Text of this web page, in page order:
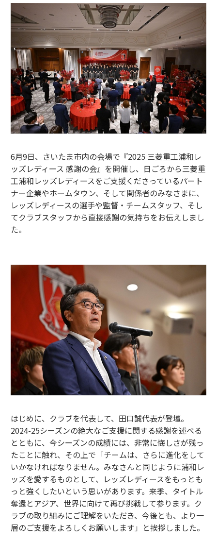
6月9日、さいたま市内の会場で『2025 三菱重工浦和レ
ッズレディース 感謝の会』を開催し、日ごろから三菱重
工浦和レッズレディースをご支援くださっているパート
ナー企業やホームタウン、そして関係者のみなさまに、
レッズレディースの選手や監督・チームスタッフ、そし
てクラブスタッフから直接感謝の気持ちをお伝えしまし
た。
はじめに、クラブを代表して、田口誠代表が登壇。
2024-25シーズンの絶大なご支援に関する感謝を述べる
とともに、今シーズンの成績には、非常に悔しさが残っ
たことに触れ、その上で「チームは、さらに進化をして
いかなければなりません。みなさんと同じように浦和レ
ッズを愛するものとして、レッズレディースをもっとも
っと強くしたいという思いがあります。来季、タイトル
奪還とアジア、世界に向けて再び挑戦して参ります。ク
ラブの取り組みにご理解をいただき、今後とも、より一
層のご支援をよろしくお願いします」と挨拶しました。